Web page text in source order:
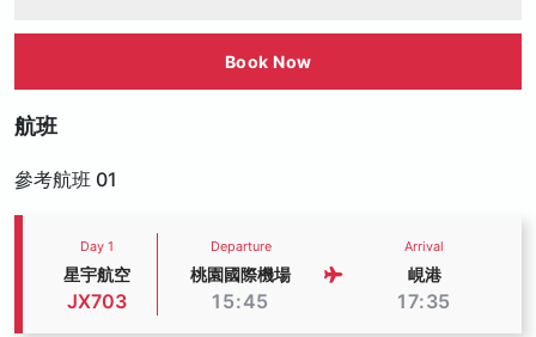
Book Now
航班
參考航班 01
Day 1
星宇航空
JX703
Departure
桃園國際機場
15:45
Arrival
峴港
17:35